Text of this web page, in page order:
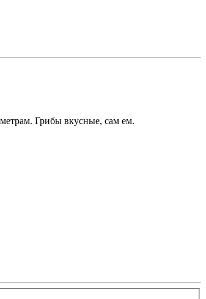
Грибы вкусные, сам ем.